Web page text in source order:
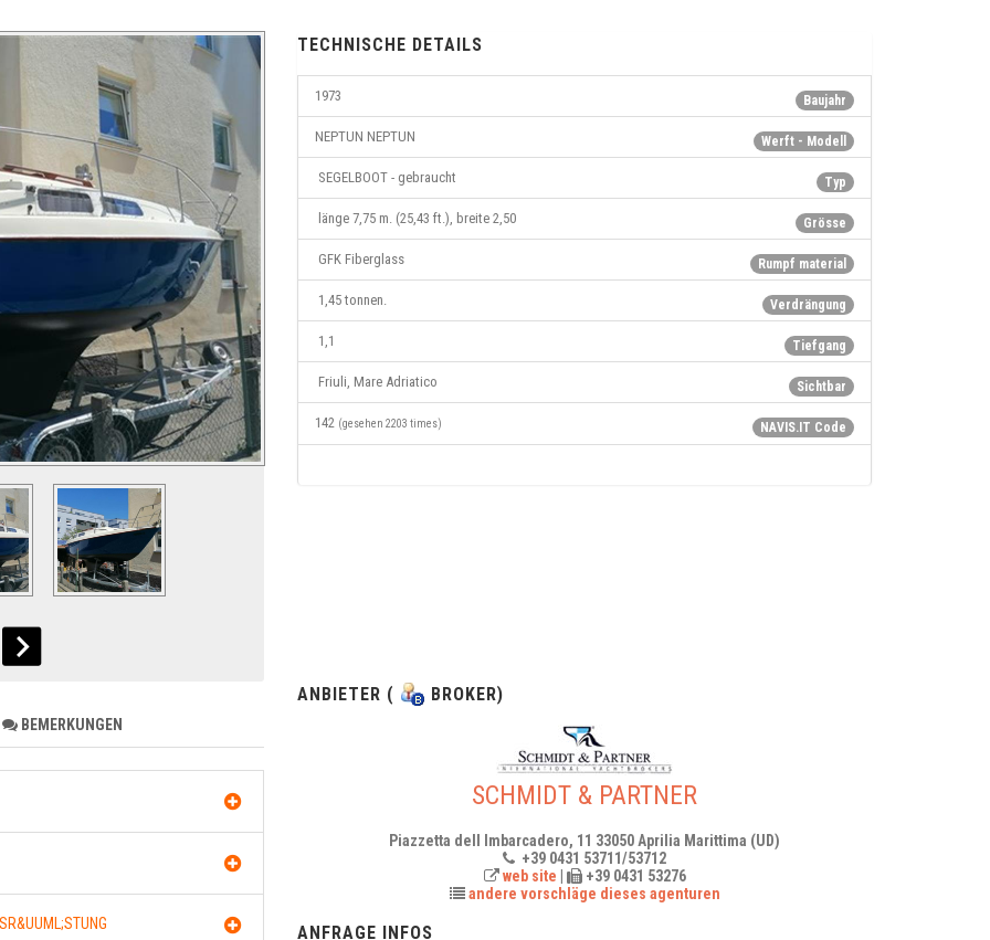
TECHNISCHE DETAILS
Baujahr
1973
Werft - Modell
NEPTUN NEPTUN
Typ
SEGELBOOT - gebraucht
Grösse
länge 7,75 m. (25,43 ft.), breite 2,50
Rumpf material
GFK Fiberglass
Verdrängung
1,45 tonnen.
Tiefgang
1,1
Sichtbar
Friuli, Mare Adriatico
NAVIS.IT Code
142 (gesehen 2203 times)
BEMERKUNGEN
ANBIETER ( BROKER)
SCHMIDT & PARTNER
Piazzetta dell Imbarcadero, 11 33050 Aprilia Marittima (UD)
+39 0431 53711/53712
web site |
+39 0431 53276
andere vorschläge dieses agenturen
ANFRAGE INFOS